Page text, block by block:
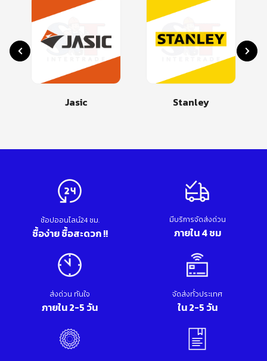
Jasic Stanley
ช้อปออนไลน์24 ชม.
ซื้อง่าย ซื้อสะดวก !!
มีบริการจัดส่งด่วน
ภายใน 4 ชม
ส่งด่วน ทันใจ
ภายใน 2-5 วัน
จัดส่งทั่วประเทศ
ใน 2-5 วัน